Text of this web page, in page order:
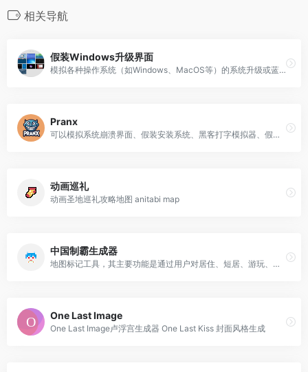
相关导航
假装Windows升级界面
模拟各种操作系统（如Windows、MacOS等）的系统升级或蓝屏界面
Pranx
可以模拟系统崩溃界面、假装安装系统、黑客打字模拟器、假病毒显示等，伪装黑客页面
动画巡礼
动画圣地巡礼攻略地图 anitabi map
中国制霸生成器
地图标记工具，其主要功能是通过用户对居住、短居、游玩、出差、路过等不同状态的标记，生成一张展示个人足迹的地图
One Last Image
One Last Image卢浮宫生成器 One Last Kiss 封面风格生成